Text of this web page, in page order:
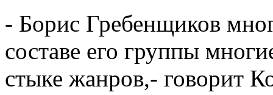
- Борис Гребенщиков
составе его группы
стыке жанров,- говорит